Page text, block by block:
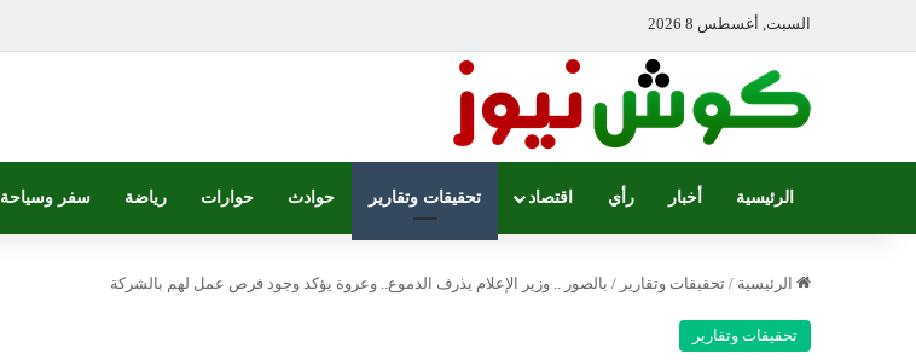
السبت, أغسطس 8 2026
الرئيسية أخبار رأي اقتصاد تحقيقات وتقارير حوادث حوارات رياضة سفر وسياحة
الرئيسية / تحقيقات وتقارير / بالصور .. وزير الإعلام يذرف الدموع.. وعروة يؤكد وجود فرص عمل لهم بالشركة
تحقيقات وتقارير